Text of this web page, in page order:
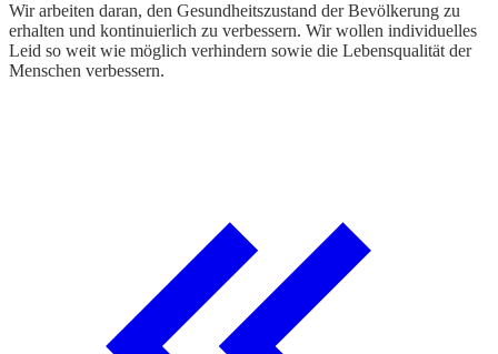
Wir arbeiten daran, den Gesundheitszustand der Bevölkerung zu
erhalten und kontinuierlich zu verbessern. Wir wollen individuelles
Leid so weit wie möglich verhindern sowie die Lebensqualität der
Menschen verbessern.